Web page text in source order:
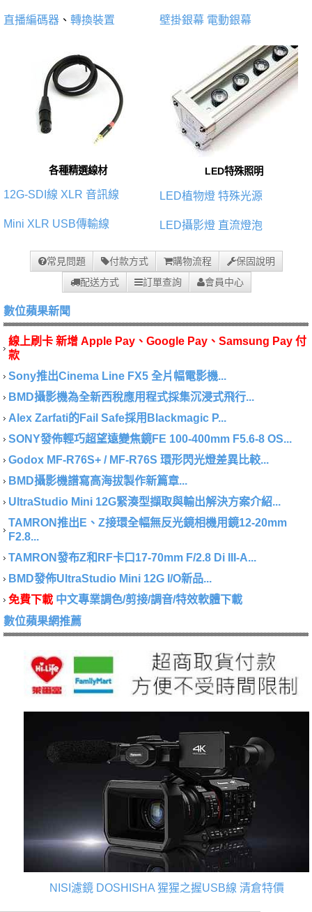
直播編碼器 、 轉換裝置 壁掛銀幕 電動銀幕
各種精選線材
12G-SDI線 XLR 音訊線
Mini XLR USB傳輸線
LED特殊照明
LED植物燈 特殊光源
LED攝影燈 直流燈泡
常見問題 付款方式 購物流程
保固說明
配送方式
訂單查詢 會員中心
數位蘋果新聞
線上刷卡 新增 Apple Pay、Google Pay、Samsung Pay 付
款
Sony推出Cinema Line FX5 全片幅電影機...
BMD攝影機為全新西稅應用程式採集沉浸式飛行...
Alex Zarfati的Fail Safe採用Blackmagic P...
SONY發佈輕巧超望遠變焦鏡FE 100-400mm F5.6-8 OS...
Godox MF-R76S+ / MF-R76S 環形閃光燈差異比較...
BMD攝影機譜寫高海拔製作新篇章...
UltraStudio Mini 12G緊湊型擷取與輸出解決方案介紹...
TAMRON推出E、Z接環全幅無反光鏡相機用鏡12-20mm
F2.8...
TAMRON發布Z和RF卡口17-70mm F/2.8 Di III-A...
BMD發佈UltraStudio Mini 12G I/O新品...
免費下載 中文專業調色/剪接/調音/特效軟體下載
數位蘋果網推薦
NISI濾鏡 DOSHISHA 猩猩之握USB線 清倉特價